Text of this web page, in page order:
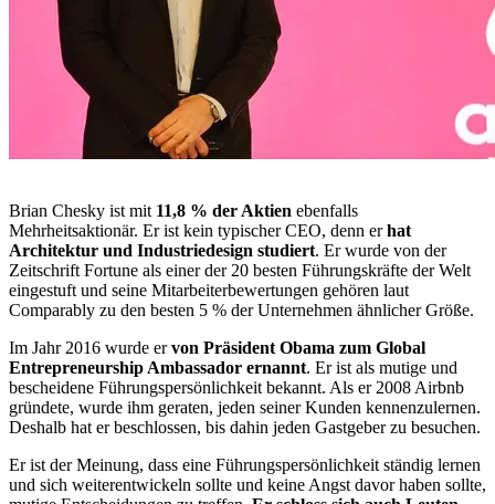
Brian Chesky ist mit 11,8 % der Aktien ebenfalls
Mehrheitsaktionär. Er ist kein typischer CEO, denn erhat
Architektur und Industriedesign studiert. Er wurde von der
Zeitschrift Fortune als einer der 20 besten Führungskräfte der Welt
eingestuft und seine Mitarbeiterbewertungen gehören laut
Comparably zu den besten 5 % der Unternehmen ähnlicher Größe.
Im Jahr 2016 wurde ervon Präsident Obama zum Global
Entrepreneurship Ambassador ernannt. Er ist als mutige und
bescheidene Führungspersönlichkeit bekannt. Als er 2008 Airbnb
gründete, wurde ihm geraten, jeden seiner Kunden kennenzulernen.
Deshalb hat er beschlossen, bis dahin jeden Gastgeber zu besuchen.
Er ist der Meinung, dass eine Führungspersönlichkeit ständig lernen
und sich weiterentwickeln sollte und keine Angst davor haben sollte,